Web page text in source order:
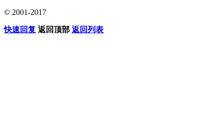
© 2001-2017
快速回复 返回顶部 返回列表